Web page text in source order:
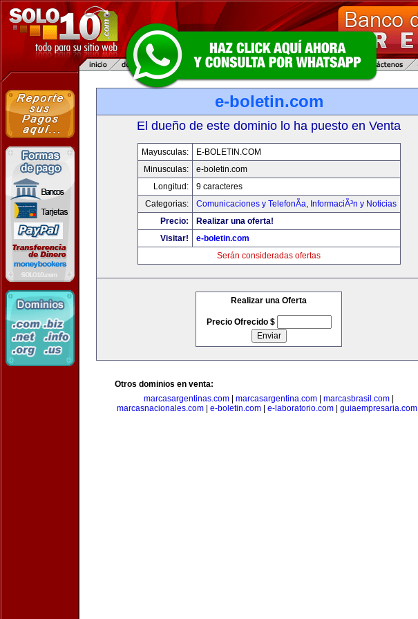
e-boletin.com
El dueño de este dominio lo ha puesto en Venta
Mayusculas:
E-BOLETIN.COM
Minusculas:
e-boletin.com
Longitud:
9 caracteres
Categorias:
Comunicaciones y TelefonÃ­a, InformaciÃ³n y Noticias
Precio:
Realizar una oferta!
Visitar!
e-boletin.com
Serán consideradas ofertas
Realizar una Oferta
Precio Ofrecido $
Otros dominios en venta:
marcasargentinas.com
marcasargentina.com marcasbrasil.com
marcasnacionales.com| e-boletin.com| e-laboratorio.com| guiaempresaria.com|